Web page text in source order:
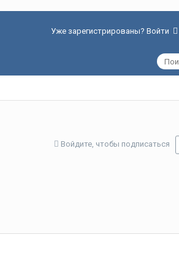
Уже зарегистрированы? Войти
Войдите, чтобы подписаться